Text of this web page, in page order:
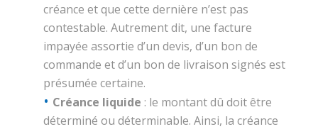
créance et que cette dernière n’est pas
contestable. Autrement dit, une facture
impayée assortie d’un devis, d’un bon de
commande et d’un bon de livraison signés est
présumée certaine.
Créance liquide : le montant dû doit être
déterminé ou déterminable. Ainsi, la créance